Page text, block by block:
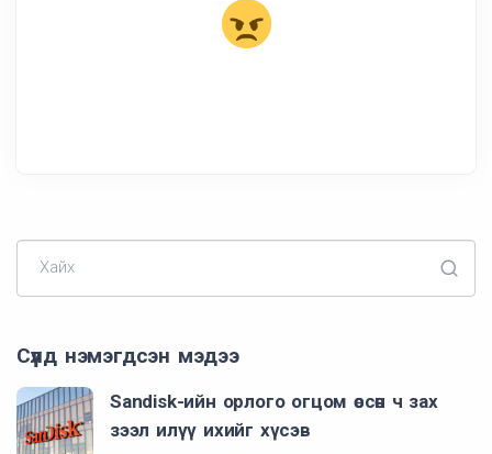
Хайх
Сүүлд нэмэгдсэн мэдээ
Sandisk-ийн орлого огцом өссөн ч зах
зээл илүү ихийг хүсэв